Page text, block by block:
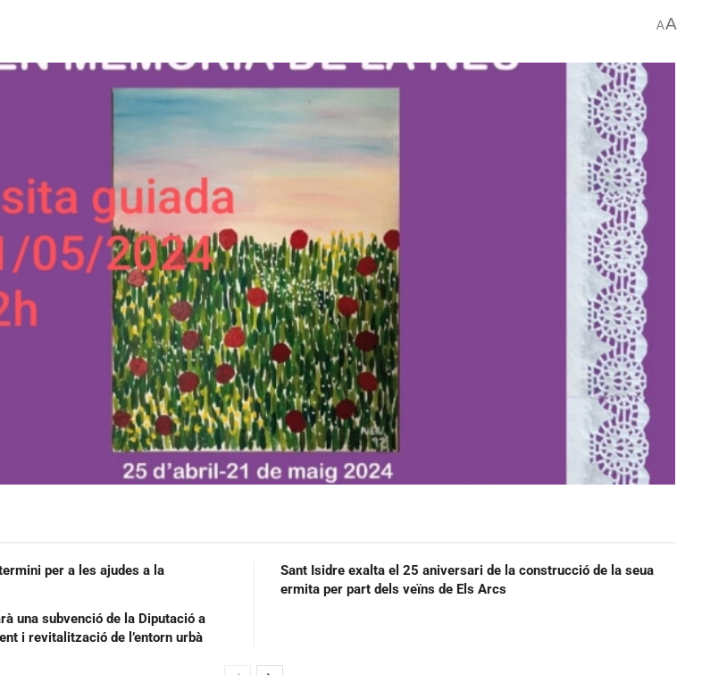
AA
per a les ajudes a la
una subvenció de la Diputació a
i revitalització de l’entorn urbà
Sant Isidre exalta el 25 aniversari de la construcció de la seua
ermita per part dels veïns de Els Arcs